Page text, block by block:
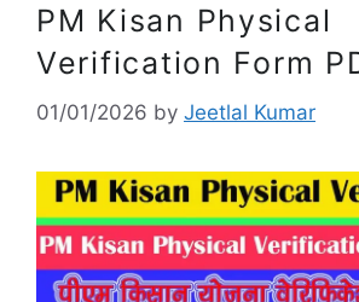
PM Kisan Physical
Verification Form
01/01/2026 by Jeetlal Kumar